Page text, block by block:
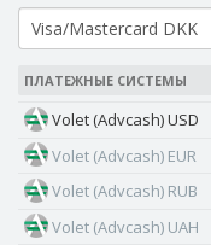
ПЛАТЕЖНЫЕ СИСТЕМЫ
Volet (Advcash) USD
Volet (Advcash) EUR
Volet (Advcash) RUB
Volet (Advcash) UAH